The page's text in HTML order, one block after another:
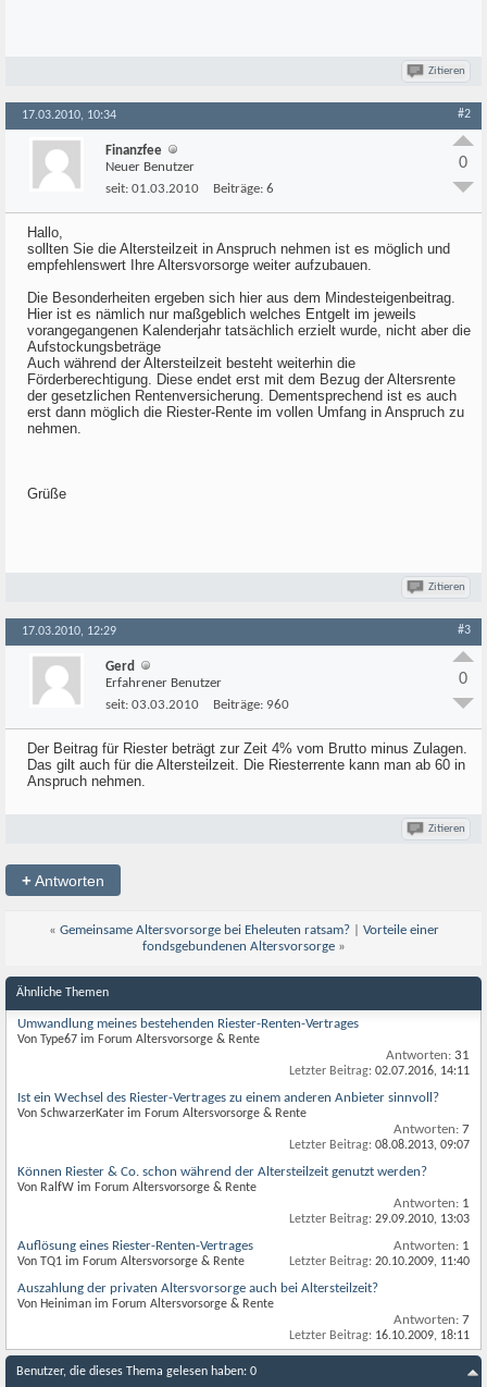
Zitieren
17.03.2010, 10:34 #2
Finanzfee
Neuer Benutzer
seit: 01.03.2010 Beiträge: 6
0
Hallo,
sollten Sie die Altersteilzeit in Anspruch nehmen ist es möglich und
empfehlenswert Ihre Altersvorsorge weiter aufzubauen.
Die Besonderheiten ergeben sich hier aus dem Mindesteigenbeitrag.
Hier ist es nämlich nur maßgeblich welches Entgelt im jeweils
vorangegangenen Kalenderjahr tatsächlich erzielt wurde, nicht aber die
Aufstockungsbeträge
Auch während der Altersteilzeit besteht weiterhin die
Förderberechtigung. Diese endet erst mit dem Bezug der Altersrente
der gesetzlichen Rentenversicherung. Dementsprechend ist es auch
erst dann möglich die Riester-Rente im vollen Umfang in Anspruch zu
nehmen.
Grüße
Zitieren
17.03.2010, 12:29 #3
Gerd
Erfahrener Benutzer
seit: 03.03.2010 Beiträge: 960
0
Der Beitrag für Riester beträgt zur Zeit 4% vom Brutto minus Zulagen.
Das gilt auch für die Altersteilzeit. Die Riesterrente kann man ab 60 in
Anspruch nehmen.
Zitieren
+Antworten
« Gemeinsame Altersvorsorge bei Eheleuten ratsam?| Vorteile einer
fondsgebundenen Altersvorsorge »
Ähnliche Themen
Umwandlung meines bestehenden Riester-Renten-Vertrages
Von Type67 im Forum Altersvorsorge & Rente
Antworten: 31
Letzter Beitrag: 02.07.2016, 14:11
Ist ein Wechsel des Riester-Vertrages zu einem anderen Anbieter sinnvoll?
Von SchwarzerKater im Forum Altersvorsorge & Rente
Antworten: 7
Letzter Beitrag: 08.08.2013, 09:07
Können Riester & Co. schon während der Altersteilzeit genutzt werden?
Von RalfW im Forum Altersvorsorge & Rente
Antworten: 1
Letzter Beitrag: 29.09.2010, 13:03
Auflösung eines Riester-Renten-Vertrages
Von TQ1 im Forum Altersvorsorge & Rente
Antworten: 1
Letzter Beitrag: 20.10.2009, 11:40
Auszahlung der privaten Altersvorsorge auch bei Altersteilzeit?
Von Heiniman im Forum Altersvorsorge & Rente
Antworten: 7
Letzter Beitrag: 16.10.2009, 18:11
Benutzer, die dieses Thema gelesen haben: 0